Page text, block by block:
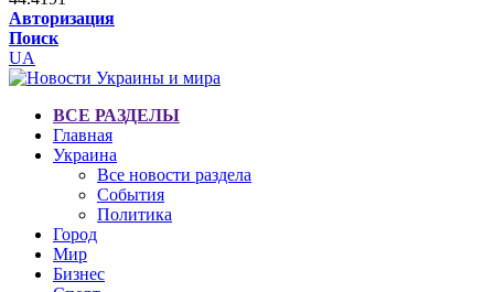
Авторизация
Поиск
UA
ВСЕ РАЗДЕЛЫ
Главная
Украина
Все новости раздела
События
Политика
Город
Мир
Бизнес